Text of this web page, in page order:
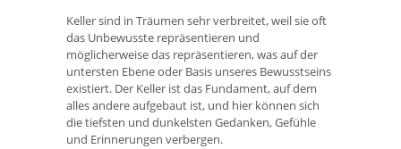
Keller sind in Träumen sehr verbreitet, weil sie oft
das Unbewusste repräsentieren und
möglicherweise das repräsentieren, was auf der
untersten Ebene oder Basis unseres Bewusstseins
existiert. Der Keller ist das Fundament, auf dem
alles andere aufgebaut ist, und hier können sich
die tiefsten und dunkelsten Gedanken, Gefühle
und Erinnerungen verbergen.